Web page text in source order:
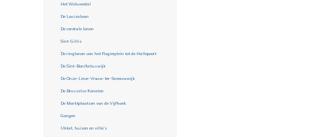
Het Woluwedal
De Louizalaan
De centrale lanen
Sint-Gillis
De ringlanen van het Rogierplein tot de Hallepoort
De Sint-Bonifatiuswijk
De Onze-Lieve-Vrouw-ter-Sneeuwwijk
De Brusselse Kanalen
De Marktplaatsen van de Vijfhoek
Gangen
Ukkel, huizen en villa's